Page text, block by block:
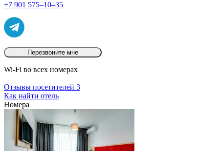
+7 901 575‒10‒35
Перезвоните мне
Wi-Fi во всех номерах
Отзывы посетителей 3
Как найти отель
Номера